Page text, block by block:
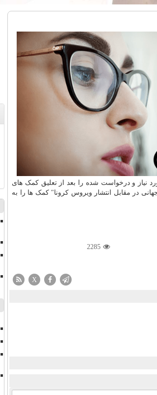
نیاز و درخواست شده را بعد از تعلیق کمک های
در مقابل انتشار ویروس کرونا" کمک ها را به
2285
X